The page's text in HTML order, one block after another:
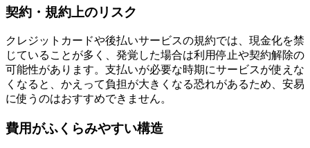
契約・規約上のリスク
クレジットカードや後払いサービスの規約では、現金化を禁
じていることが多く、発覚した場合は利用停止や契約解除の
可能性があります。支払いが必要な時期にサービスが使えな
くなると、かえって負担が大きくなる恐れがあるため、安易
に使うのはおすすめできません。
費用がふくらみやすい構造